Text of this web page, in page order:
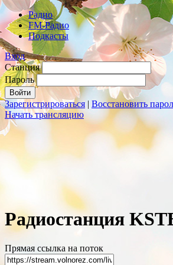
Радио
FM-Радио
Подкасты
Вход
Станция
Пароль
Зарегистрироваться | Восстановить
Начать трансляцию
Радиостанция
Прямая ссылка на поток